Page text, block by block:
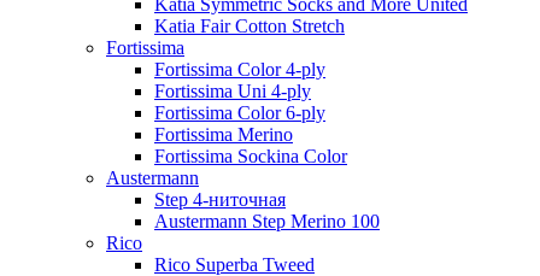
Katia Fair Cotton Stretch
Fortissima
Fortissima Color 4-ply
Fortissima Uni 4-ply
Fortissima Color 6-ply
Fortissima Merino
Fortissima Sockina Color
Austermann
Step 4-ниточная
Austermann Step Merino 100
Rico
Rico Superba Tweed